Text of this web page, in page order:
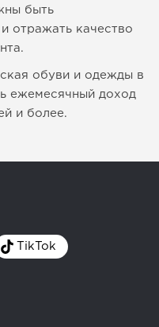
быть
отражать качество
обуви и одежды в
ежемесячный доход
и более.
TikTok